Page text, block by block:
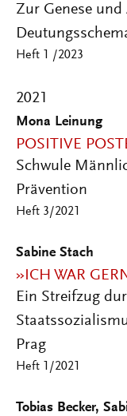
Zur Genese
Heft 1 /2023
2021
Mona Leinung
POSITIVE
Schwule
Prävention
Heft 3/2021
Sabine Stach
»ICH WAR
Ein Streifzug
Prag
Heft 1/2021
Tobias Becker,